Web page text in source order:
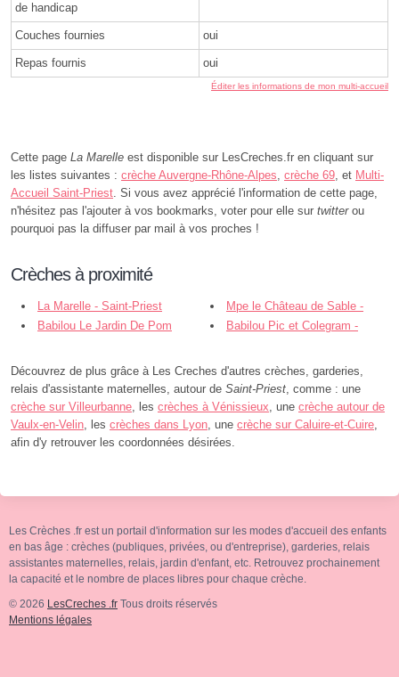
de handicap
Couches fournies oui
Repas fournis oui
Éditer les informations de mon multi-accueil
Cette page La Marelle est disponible sur LesCreches.fr en cliquant sur
les listes suivantes : crèche Auvergne-Rhône-Alpes, crèche 69, et Multi-
Accueil Saint-Priest. Si vous avez apprécié l'information de cette page,
n'hésitez pas l'ajouter à vos bookmarks, voter pour elle sur twitterou
pourquoi pas la diffuser par mail à vos proches !
Crèches à proximité
La Marelle - Saint-Priest
Mpe le Château de Sable -
Saint-Priest
Babilou Le Jardin De Pom
Babilou Pic et Colegram -
Découvrez de plus grâce à Les Creches d'autres crèches, garderies,
relais d'assistante maternelles, autour de Saint-Priest, comme : une
crèche sur Villeurbanne, les crèches à Vénissieux, une crèche autour de
Vaulx-en-Velin, les crèches dans Lyon, une crèche sur Caluire-et-Cuire,
afin d'y retrouver les coordonnées désirées.
Les Crèches .fr est un portail d'information sur les modes d'accueil des enfants
en bas âge : crèches (publiques, privées, ou d'entreprise), garderies, relais
assistantes maternelles, relais, jardin d'enfant, etc. Retrouvez prochainement
la capacité et le nombre de places libres pour chaque crèche.
© 2026 LesCreches .fr Tous droits réservés
Mentions légales